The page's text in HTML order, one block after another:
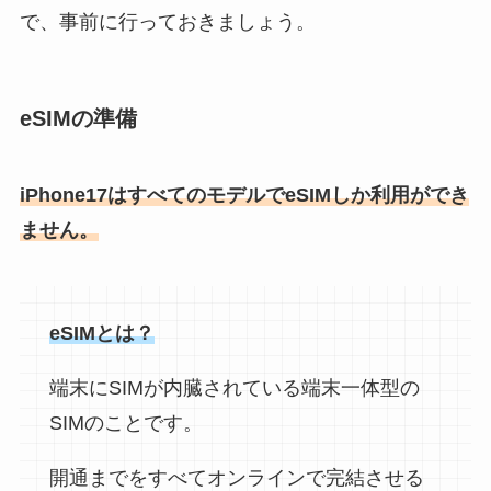
で、事前に行っておきましょう。
eSIMの準備
iPhone17はすべてのモデルでeSIMしか利用ができ
ません。
eSIMとは？
端末にSIMが内臓されている端末一体型の
SIMのことです。
開通までをすべてオンラインで完結させる